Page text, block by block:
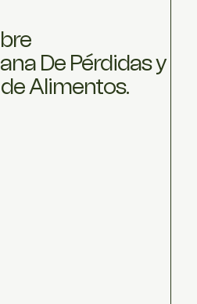
De Pérdidas y
Alimentos.